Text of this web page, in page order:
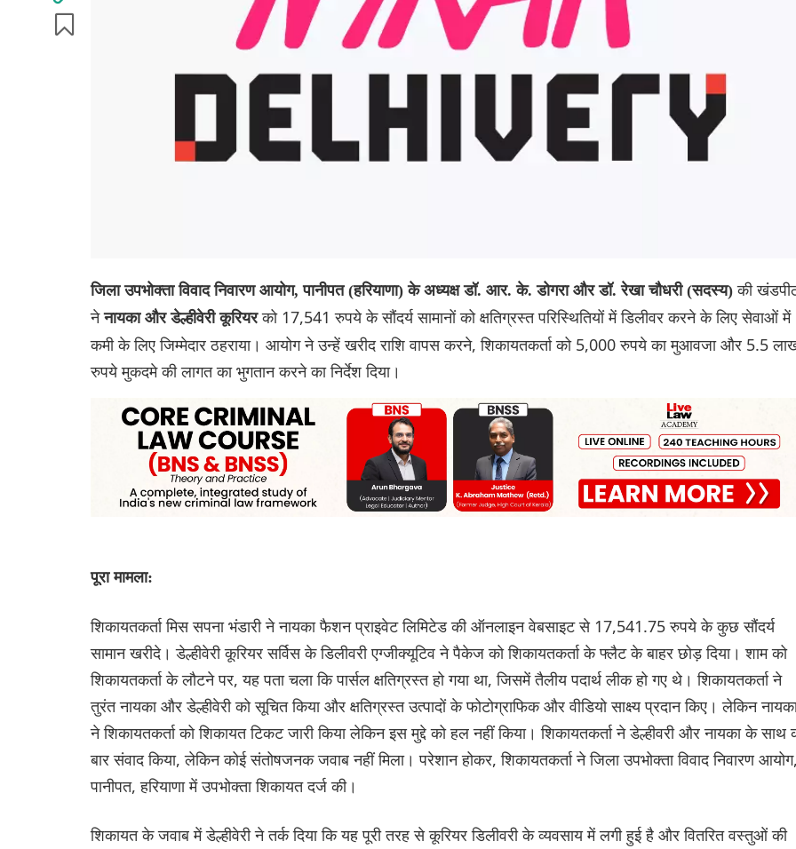
जिला उपभोक्ता विवाद निवारण आयोग, पानीपत (हरियाणा) के अध्यक्ष डॉ. आर. के. डोगरा और डॉ. रेखा चौधरी (सदस्य)की
नेनायका और डेल्हीवेरी कूरियरको 17,541 रुपये के सौंदर्य सामानों को क्षतिग्रस्त परिस्थितियों में डिलीवर करने के लिए सेवाओं में
कमी के लिए जिम्मेदार ठहराया। आयोग ने उन्हें खरीद राशि वापस करने, शिकायतकर्ता को 5,000 रुपये का मुआवजा और 5.5
रुपये मुकदमे की लागत का भुगतान करने का निर्देश दिया।
पूरा मामला:
शिकायतकर्ता मिस सपना भंडारी ने नायका फैशन प्राइवेट लिमिटेड की ऑनलाइन वेबसाइट से 17,541.75 रुपये के कुछ सौंदर्य
सामान खरीदे। डेल्हीवेरी कूरियर सर्विस के डिलीवरी एग्जीक्यूटिव ने पैकेज को शिकायतकर्ता के फ्लैट के बाहर छोड़ दिया। शाम को
शिकायतकर्ता के लौटने पर, यह पता चला कि पार्सल क्षतिग्रस्त हो गया था, जिसमें तैलीय पदार्थ लीक हो गए थे। शिकायतकर्ता ने
तुरंत नायका और डेल्हीवेरी को सूचित किया और क्षतिग्रस्त उत्पादों के फोटोग्राफिक और वीडियो साक्ष्य प्रदान किए। लेकिन
ने शिकायतकर्ता को शिकायत टिकट जारी किया लेकिन इस मुद्दे को हल नहीं किया। शिकायतकर्ता ने डेल्हीवरी और नायका के साथ
बार संवाद किया, लेकिन कोई संतोषजनक जवाब नहीं मिला। परेशान होकर, शिकायतकर्ता ने जिला उपभोक्ता विवाद निवारण
पानीपत, हरियाणा में उपभोक्ता शिकायत दर्ज की।
शिकायत के जवाब में डेल्हीवेरी ने तर्क दिया कि यह पूरी तरह से कूरियर डिलीवरी के व्यवसाय में लगी हुई है और वितरित वस्तुओं की